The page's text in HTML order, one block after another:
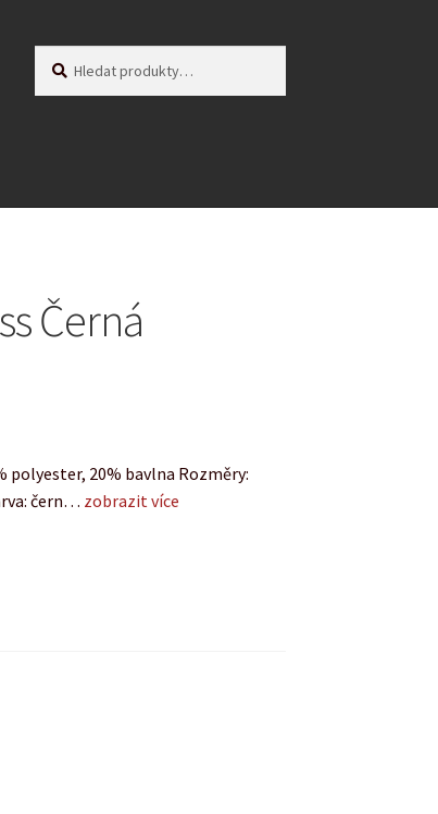
Černá
polyester, 20% bavlna Rozměry:
čern… zobrazit více